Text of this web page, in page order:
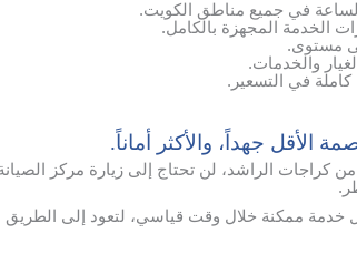
في جميع مناطق الكويت.
الخدمة المجهزة بالكامل.
مستوى.
والخدمات.
كاملة في التسعير.
الأقل جهداً، والأكثر أماناً.
كراجات الراشد، لن تحتاج إلى زيارة مركز الصيانة
خدمة ممكنة خلال وقت قياسي، لتعود إلى الطريق